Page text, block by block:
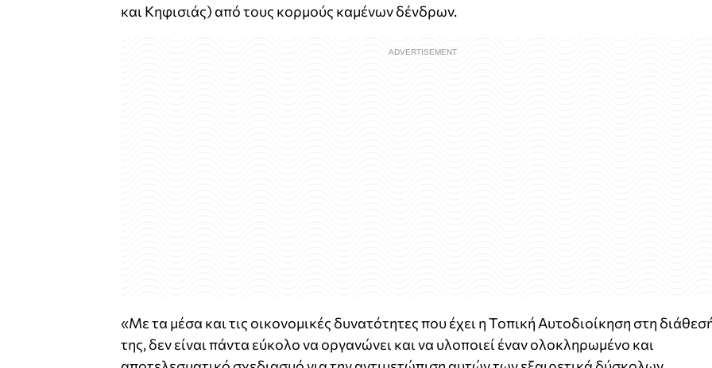
και Κηφισιάς) από τους κορμούς καμένων δένδρων.
«Με τα μέσα και τις οικονομικές δυνατότητες που έχει η Τοπική Αυτοδιοίκηση στη
της, δεν είναι πάντα εύκολο να οργανώνει και να υλοποιεί έναν ολοκληρωμένο και